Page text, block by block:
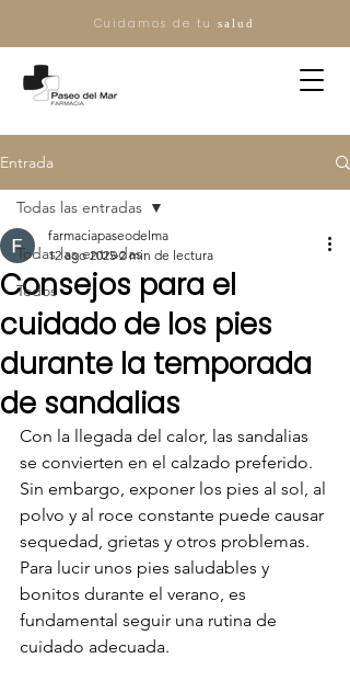
Cuidamos de tu salud
Entrada
Todas las entradas
Todos
Todas las entradas
Consejos para el
cuidado de los pies
durante la temporada
de sandalias
farmaciapaseodelma
12 ago 2025 2 min de lectura
Con la llegada del calor, las sandalias
se convierten en el calzado preferido.
Sin embargo, exponer los pies al sol, al
polvo y al roce constante puede causar
sequedad, grietas y otros problemas.
Para lucir unos pies saludables y
bonitos durante el verano, es
fundamental seguir una rutina de
cuidado adecuada.